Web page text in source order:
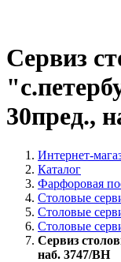
Сервиз
30пред.,
Интернет-
Каталог
Фарфоровая
Столовые
Столовые
Столовые
Сервиз
наб. 3747/BH